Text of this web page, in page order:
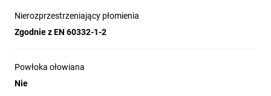
Nierozprzestrzeniający płomienia
Zgodnie z EN 60332-1-2
Powłoka ołowiana
Nie